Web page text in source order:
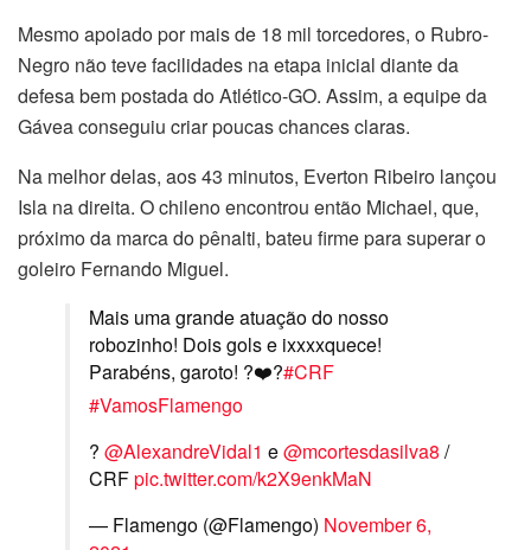
Mesmo apoiado por mais de 18 mil torcedores, o Rubro-
Negro não teve facilidades na etapa inicial diante da
defesa bem postada do Atlético-GO. Assim, a equipe da
Gávea conseguiu criar poucas chances claras.
Na melhor delas, aos 43 minutos, Everton Ribeiro lançou
Isla na direita. O chileno encontrou então Michael, que,
próximo da marca do pênalti, bateu firme para superar o
goleiro Fernando Miguel.
Mais uma grande atuação do nosso
robozinho! Dois gols e ixxxxquece!
Parabéns, garoto! ?❤️?#CRF
#VamosFlamengo
? @AlexandreVidal1 e@mcortesdasilva8 /
CRFpic.twitter.com/k2X9enkMaN
— Flamengo (@Flamengo) November 6,